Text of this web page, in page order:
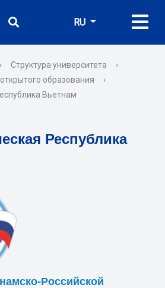
RU
› Структура университета
›
образования
›
Вьетнам
Республика
Российской